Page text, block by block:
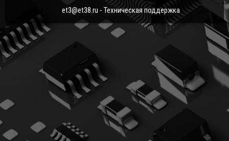
et3@et38.ru - Техническая поддержка